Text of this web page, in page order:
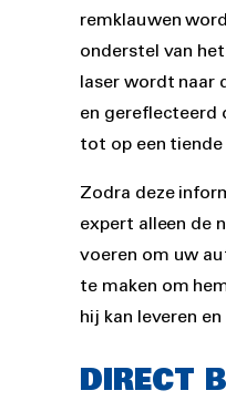
remklauwen
onderstel van
laser wordt naar
en gereflecteerd
tot op een tiende
Zodra deze
expert alleen de
voeren om uw
te maken om
hij kan leveren
DIRECT